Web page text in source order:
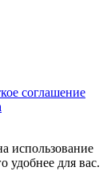
соглашение
использование
удобнее для вас.